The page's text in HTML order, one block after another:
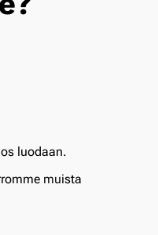
luodaan.
muista